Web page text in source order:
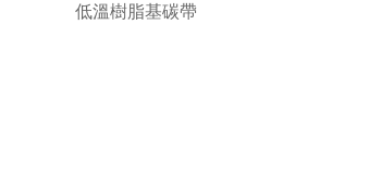
增強樹脂基碳帶